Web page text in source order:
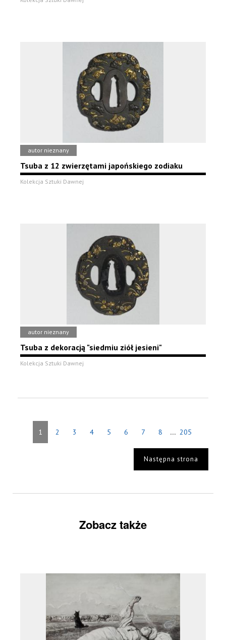
autor nieznany
Tsuba z 12 zwierzętami japońskiego zodiaku
Kolekcja Sztuki Dawnej
autor nieznany
Tsuba z dekoracją "siedmiu ziół jesieni"
Kolekcja Sztuki Dawnej
1 2 3 4 5 6 7 8 ... 205
Następna strona
Zobacz także